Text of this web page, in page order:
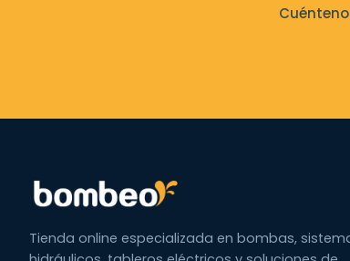
Tienda online especializada en bombas,